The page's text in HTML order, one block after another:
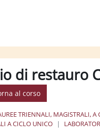
di restauro
al corso
TRIENNALI, MAGISTRALI, A
A CICLO UNICO